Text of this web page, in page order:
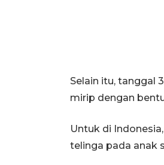
Selain itu, tanggal
mirip dengan
Untuk di
telinga pada anak